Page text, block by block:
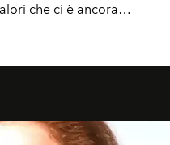
che ci è ancora